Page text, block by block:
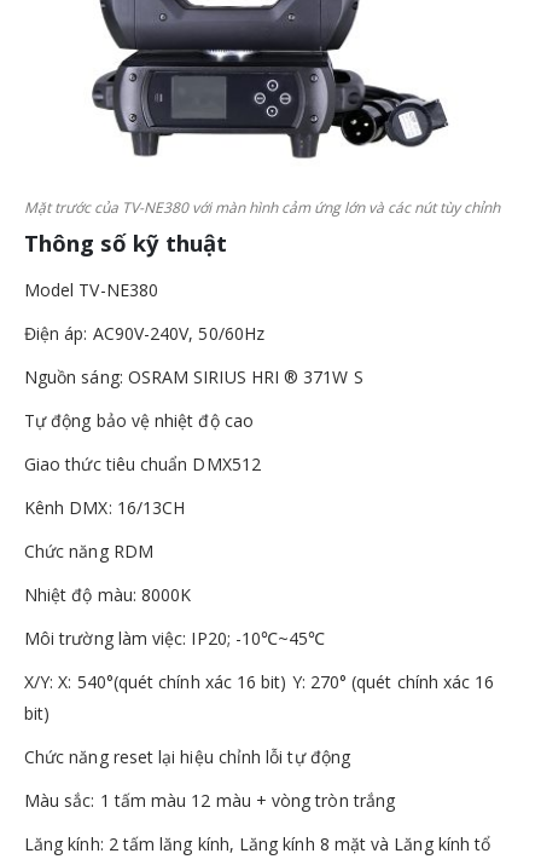
Mặt trước của TV-NE380 với màn hình cảm ứng lớn và các nút tùy chỉnh
Thông số kỹ thuật
Model TV-NE380
Điện áp: AC90V-240V, 50/60Hz
Nguồn sáng: OSRAM SIRIUS HRI ® 371W S
Tự động bảo vệ nhiệt độ cao
Giao thức tiêu chuẩn DMX512
Kênh DMX: 16/13CH
Chức năng RDM
Nhiệt độ màu: 8000K
Môi trường làm việc: IP20; -10℃~45℃
X/Y: X: 540°(quét chính xác 16 bit) Y: 270° (quét chính xác 16
bit)
Chức năng reset lại hiệu chỉnh lỗi tự động
Màu sắc: 1 tấm màu 12 màu + vòng tròn trắng
Lăng kính: 2 tấm lăng kính, Lăng kính 8 mặt và Lăng kính tổ